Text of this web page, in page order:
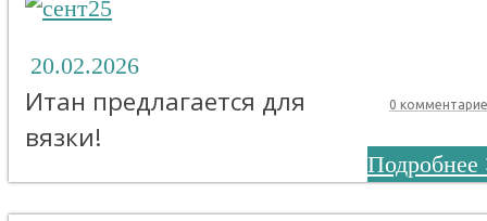
20.02.2026
0
Итан предлагается для
вязки!
Подробнее